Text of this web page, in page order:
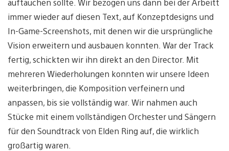
auftauchen sollte. Wir bezogen uns dann bei der Arbeitt
immer wieder auf diesen Text, auf Konzeptdesigns und
In-Game-Screenshots, mit denen wir die ursprüngliche
Vision erweitern und ausbauen konnten. War der Track
fertig, schickten wir ihn direkt an den Director. Mit
mehreren Wiederholungen konnten wir unsere Ideen
weiterbringen, die Komposition verfeinern und
anpassen, bis sie vollständig war. Wir nahmen auch
Stücke mit einem vollständigen Orchester und Sängern
für den Soundtrack von Elden Ring auf, die wirklich
großartig waren.